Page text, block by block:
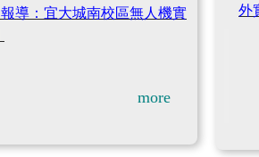
報導：宜大城南校區無人機實
more
外